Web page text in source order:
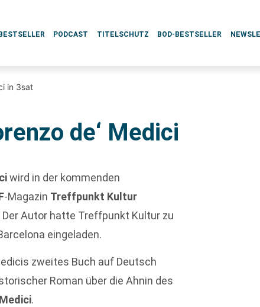
PODCAST TITELSCHUTZ BOD-BESTSELLER
in 3sat
de‘ Medici
wird in der kommenden
-Magazin Treffpunkt Kultur
Autor hatte Treffpunkt Kultur zu
eingeladen.
zweites Buch auf Deutsch
Roman über die Ahnin des
.